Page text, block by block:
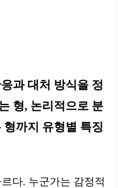
과 대처 방식을 정
형, 논리적으로 분
까지 유형별 특징
다. 누군가는 감정적